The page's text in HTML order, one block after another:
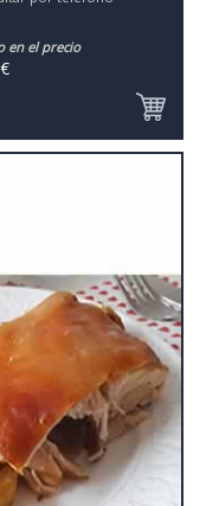
en el precio
€